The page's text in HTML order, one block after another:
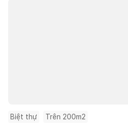
Biệt thự Trên 200m2